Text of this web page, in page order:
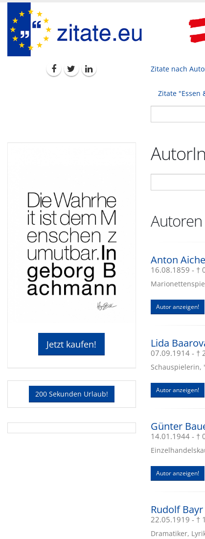
Zitate nach
Zitate "Essen
Jetzt kaufen!
200 Sekunden Urlaub!
Autoren
Anton
16.08.1859 - †
Autor anzeigen!
Lida
07.09.1914 - †
Schauspielerin,
Autor anzeigen!
Günter
14.01.1944 - †
Autor anzeigen!
Rudolf Bayr
22.05.1919 - †
Dramatiker,